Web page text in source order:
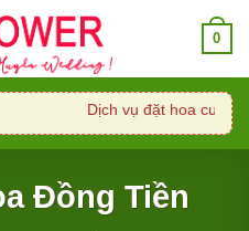
0
Dịch vụ đặt hoa cưới,
Đồng Tiền